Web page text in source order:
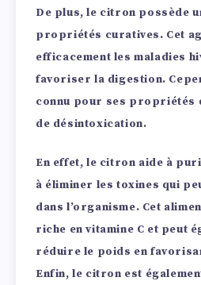
De plus, le citron possède
propriétés curatives. Cet
efficacement les maladies
favoriser la digestion.
connu pour ses propriétés
de désintoxication.
En effet, le citron aide à
à éliminer les toxines qui
dans l’organisme. Cet
riche en vitamine C et peut
réduire le poids en
Enfin, le citron est